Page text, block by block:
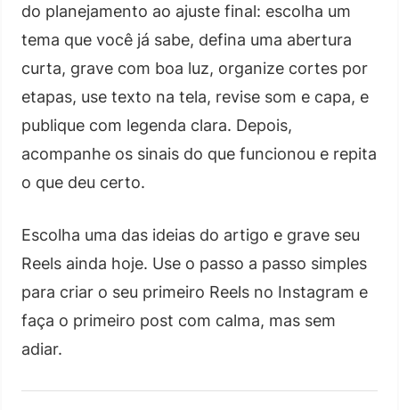
do planejamento ao ajuste final: escolha um
tema que você já sabe, defina uma abertura
curta, grave com boa luz, organize cortes por
etapas, use texto na tela, revise som e capa, e
publique com legenda clara. Depois,
acompanhe os sinais do que funcionou e repita
o que deu certo.
Escolha uma das ideias do artigo e grave seu
Reels ainda hoje. Use o passo a passo simples
para criar o seu primeiro Reels no Instagram e
faça o primeiro post com calma, mas sem
adiar.